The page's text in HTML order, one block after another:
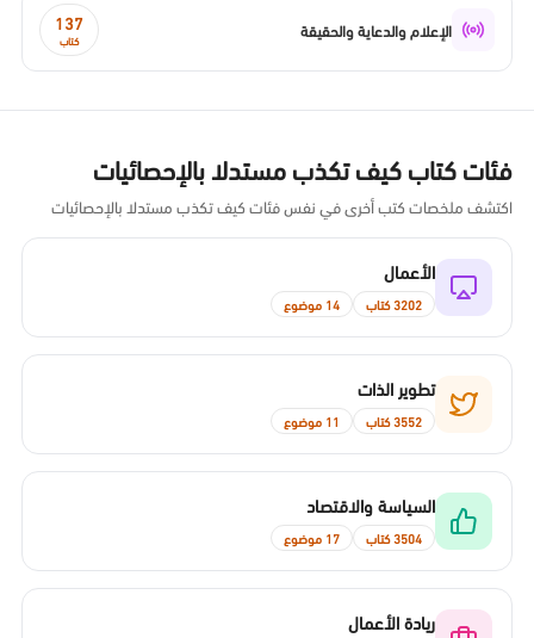
الإعلام والدعاية والحقيقة 137
كتاب
فئات كتاب كيف تكذب مستدلا بالإحصائيات
اكتشف ملخصات كتب أخرى في نفس فئات كيف تكذب مستدلا بالإحصائيات
الأعمال
3202 كتاب 14 موضوع
تطوير الذات
3552 كتاب 11 موضوع
السياسة والاقتصاد
3504 كتاب 17 موضوع
ريادة الأعمال